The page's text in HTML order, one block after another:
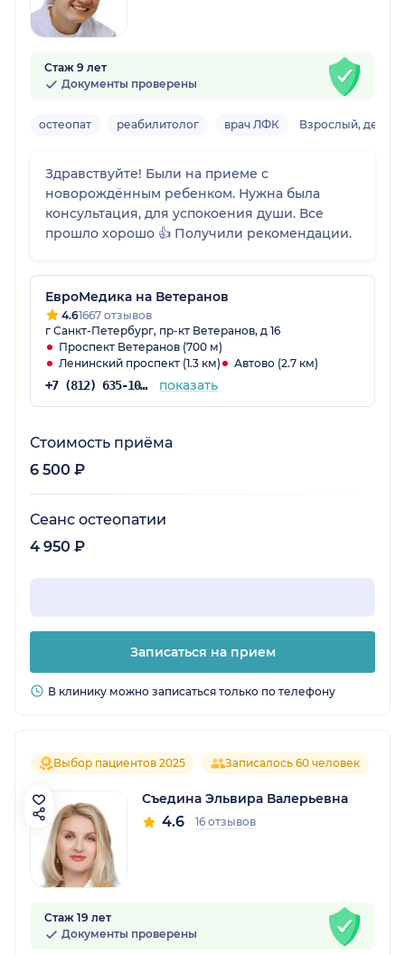
Стаж 9 лет
Документы проверены
остеопат реабилитолог врач ЛФК Взрослый,
Здравствуйте! Были на приеме с
новорождённым ребенком. Нужна была
консультация, для успокоения души. Все
прошло хорошо 👍 Получили рекомендации.
ЕвроМедика на Ветеранов
4.61667 отзывов
г Санкт-Петербург, пр-кт Ветеранов, д 16
Проспект Ветеранов (700 м)
Ленинский проспект (1.3 км)
Автово (2.7 км)
+7 (812) 635-10-38 показать
Стоимость приёма
6 500 ₽
Сеанс остеопатии
4 950 ₽
Записаться на прием
В клинику можно записаться только по телефону
Выбор пациентов 2025 Записалось 60 человек
Съедина Эльвира Валерьевна
4.6 16 отзывов
Стаж 19 лет
Документы проверены